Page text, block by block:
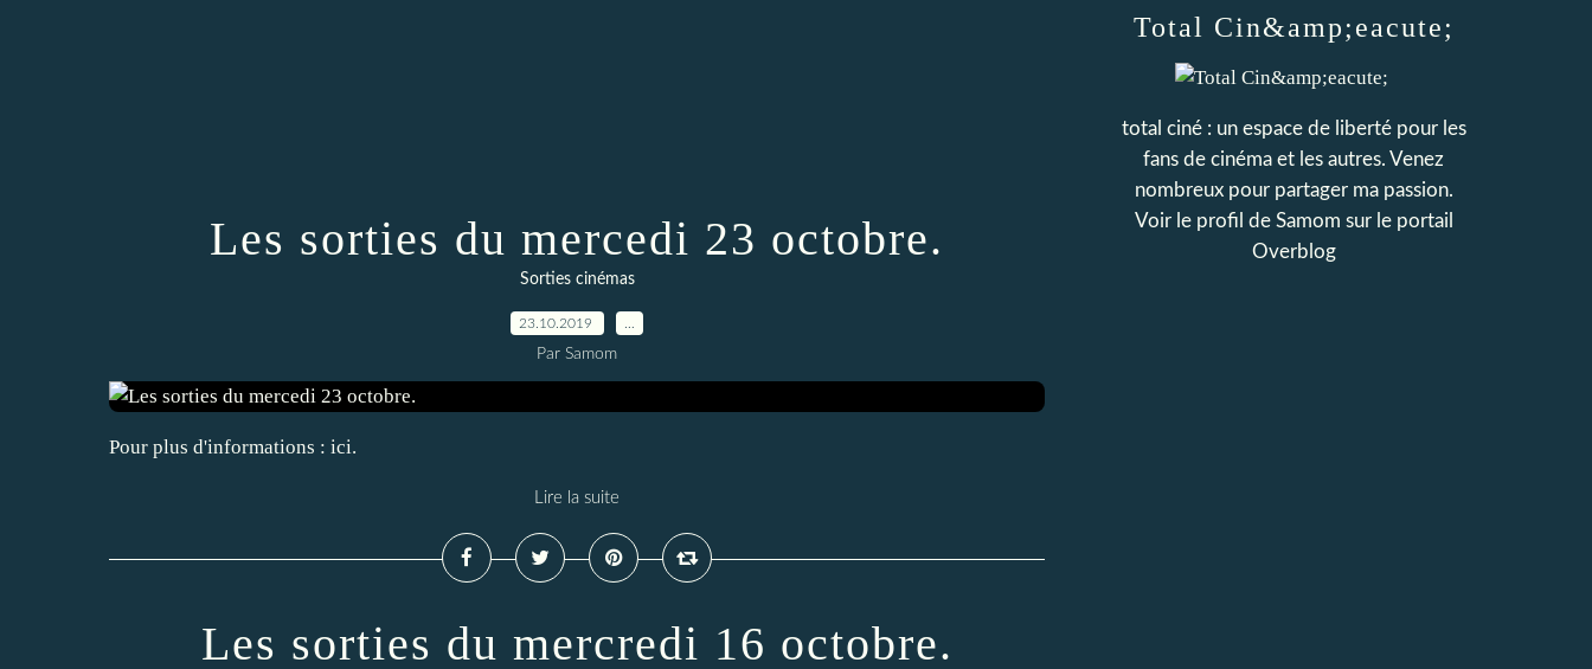
Les sorties du mercedi 23 octobre.
Sorties cinémas
23.10.2019
Par Samom
Pour plus d'informations : ici.
Lire la suite
Les sorties du mercredi 16 octobre.
Total Cin&amp;eacute;
total ciné : un espace de liberté pour les
fans de cinéma et les autres. Venez
nombreux pour partager ma passion.
Voir le profil de Samom sur le portail
Overblog